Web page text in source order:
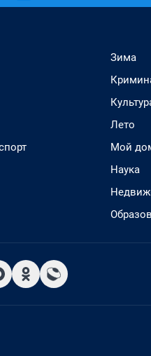
Зима
Лето
Мой
Наука